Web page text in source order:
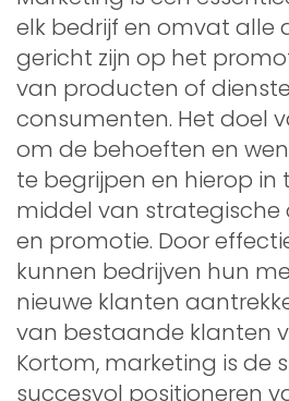
elk bedrijf en omvat alle
gericht zijn op het
van producten of
consumenten. Het doel
om de behoeften en
te begrijpen en hierop in
middel van
en promotie. Door
kunnen bedrijven hun
nieuwe klanten
van bestaande klanten
Kortom, marketing is de
succesvol positioneren